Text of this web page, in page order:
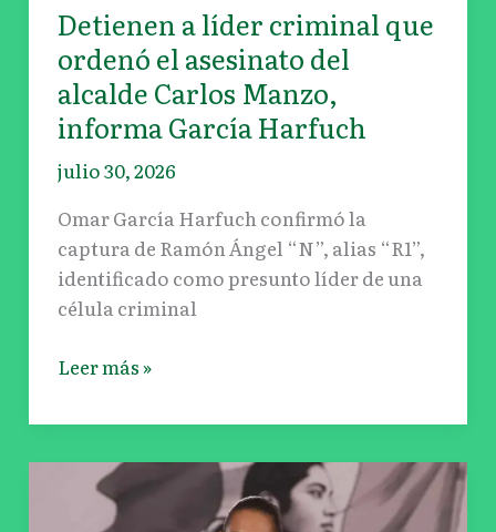
Detienen a líder criminal que
ordenó el asesinato del
alcalde Carlos Manzo,
informa García Harfuch
julio 30, 2026
Omar García Harfuch confirmó la
captura de Ramón Ángel “N”, alias “R1”,
identificado como presunto líder de una
célula criminal
Carlos
Manzo,
informa
García
Harfuch
Leer más »
Sheinbaum
llama